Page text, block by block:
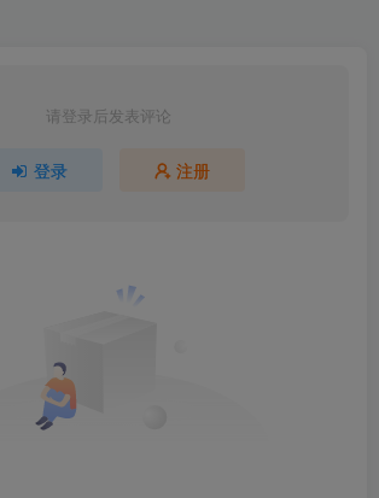
请登录后发表评论
登录 注册